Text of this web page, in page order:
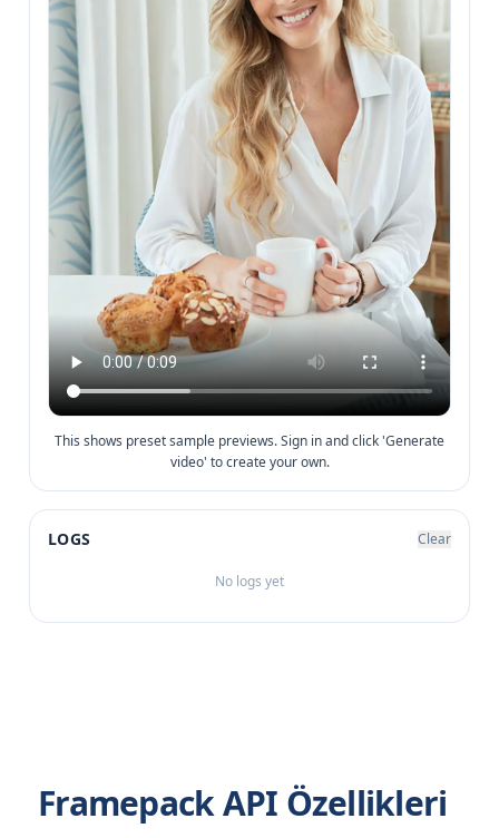
This shows preset sample previews. Sign in and click 'Generate
video' to create your own.
LOGS Clear
No logs yet
Framepack API Özellikleri